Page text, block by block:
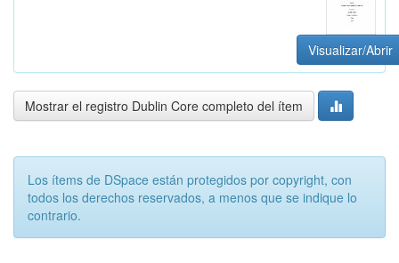
Visualizar/Abrir
Mostrar el registro Dublin Core completo del ítem
Los ítems de DSpace están protegidos por copyright, con
todos los derechos reservados, a menos que se indique lo
contrario.